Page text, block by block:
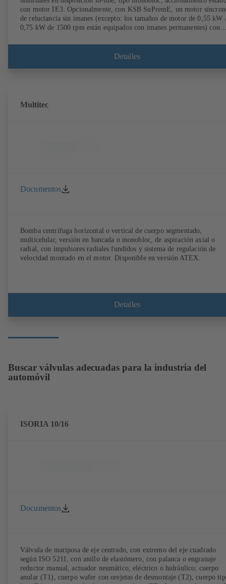
con motor IE3. Opcionalmente, con KSB SuPremE, un motor
de reluctancia sin imanes (excepto: los tamaños de motor de 0,55 kW
0,75 kW de 1500 rpm están equipados con imanes permanentes) con
con sistema de regulación de velocidad de los modelos PumpDrive 2 o
PumpDrive 2 Eco de KSB sin sensores de posición del rotor. Los
Detalles
Multitec
Documentos
Bomba centrífuga horizontal o vertical de cuerpo segmentado,
multicelular, versión en bancada o monobloc, de aspiración axial o
radial, con impulsores radiales fundidos y sistema de regulación de
velocidad montado en el motor. Disponible en versión ATEX.
Detalles
Buscar válvulas adecuadas para la industria del
automóvil
ISORIA 10/16
Documentos
Válvula de mariposa de eje centrado, con extremo del eje cuadrado
según ISO 5211, con anillo de elastómero, con palanca o engranaje
reductor manual, actuador neumático, eléctrico o hidráulico; cuerpo
anular (T1), cuerpo wafer con orejetas de desmontaje (T2), cuerpo